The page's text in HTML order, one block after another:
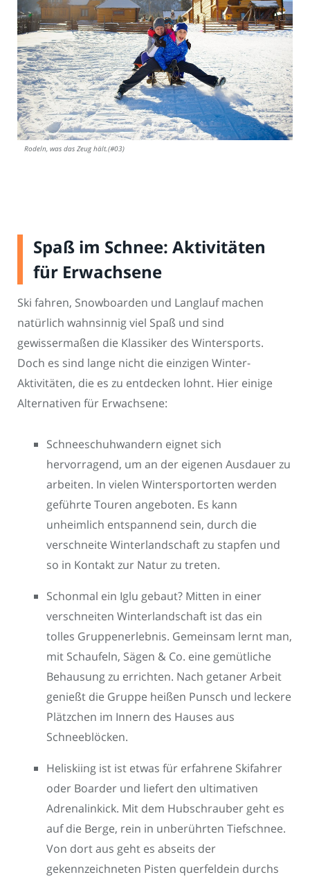
Rodeln, was das Zeug hält.(#03)
Spaß im Schnee: Aktivitäten
für Erwachsene
Ski fahren, Snowboarden und Langlauf machen
natürlich wahnsinnig viel Spaß und sind
gewissermaßen die Klassiker des Wintersports.
Doch es sind lange nicht die einzigen Winter-
Aktivitäten, die es zu entdecken lohnt. Hier einige
Alternativen für Erwachsene:
Schneeschuhwandern eignet sich
hervorragend, um an der eigenen Ausdauer zu
arbeiten. In vielen Wintersportorten werden
geführte Touren angeboten. Es kann
unheimlich entspannend sein, durch die
verschneite Winterlandschaft zu stapfen und
so in Kontakt zur Natur zu treten.
Schonmal ein Iglu gebaut? Mitten in einer
verschneiten Winterlandschaft ist das ein
tolles Gruppenerlebnis. Gemeinsam lernt man,
mit Schaufeln, Sägen & Co. eine gemütliche
Behausung zu errichten. Nach getaner Arbeit
genießt die Gruppe heißen Punsch und leckere
Plätzchen im Innern des Hauses aus
Schneeblöcken.
Heliskiing ist ist etwas für erfahrene Skifahrer
oder Boarder und liefert den ultimativen
Adrenalinkick. Mit dem Hubschrauber geht es
auf die Berge, rein in unberührten Tiefschnee.
Von dort aus geht es abseits der
gekennzeichneten Pisten querfeldein durchs